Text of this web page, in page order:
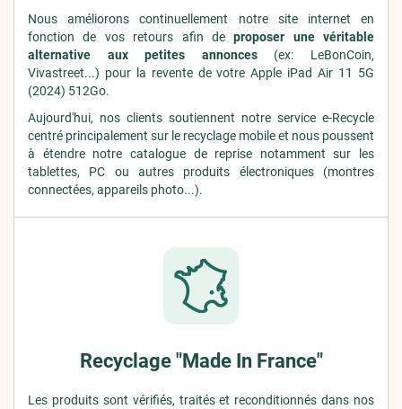
Nous améliorons continuellement notre site internet en
fonction de vos retours afin deproposer une véritable
alternative aux petites annonces(ex: LeBonCoin,
Vivastreet...) pour la revente de votre Apple iPad Air 11 5G
(2024) 512Go.
Aujourd'hui, nos clients soutiennent notre service e-Recycle
centré principalement sur le recyclage mobile et nous poussent
à étendre notre catalogue de reprise notamment sur les
tablettes, PC ou autres produits électroniques (montres
connectées, appareils photo...).
Recyclage "Made In France"
Les produits sont vérifiés, traités et reconditionnés dans nos